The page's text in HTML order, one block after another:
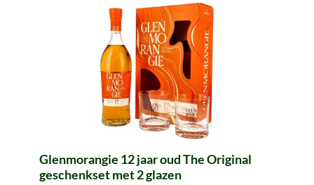
Glenmorangie 12 jaar oud The Original
geschenkset met 2 glazen